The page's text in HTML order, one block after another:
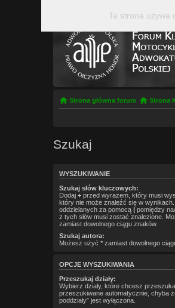
Strona główna forum Strona
Szukaj
WYSZUKIWANIE
Szukaj słów kluczowych:
Dodaj +przed wyrazem, który musi
który nie może znaleźć się w wynikach.
oddzielanych za pomocą
pomiędzy
z tych słów musi zostać znalezione.
zamiast dowolnego ciągu znaków.
Szukaj autora:
Możesz użyć * zamiast dowolnego
OPCJE WYSZUKIWANIA
Przeszukaj działy:
Wybierz działy, które chcesz
przeszukiwane automatycznie, chyba
poddziały” jest wyłączona.
Ta strona używa